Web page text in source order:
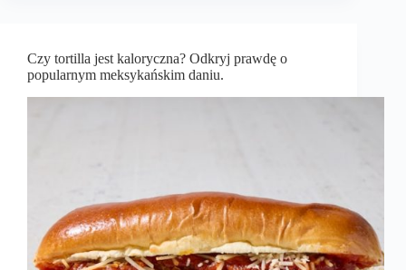
Czy tortilla jest kaloryczna? Odkryj prawdę o
popularnym meksykańskim daniu.